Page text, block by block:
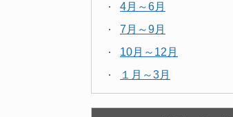
4月～6月
7月～9月
10月～12月
１月～3月